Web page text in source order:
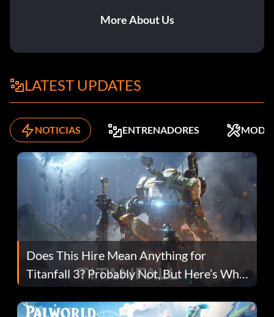
More About Us
LATEST UPDATES
NOTICIAS ENTRENADORES MODS
Does This Hire Mean Anything for
Titanfall 3? Probably Not, But Here’s Why
Fans Are Hopeful